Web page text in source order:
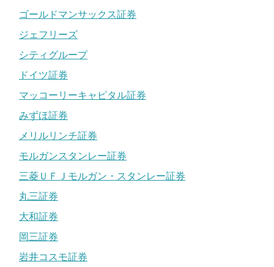
ゴールドマンサックス証券
ジェフリーズ
シティグループ
ドイツ証券
マッコーリーキャピタル証券
みずほ証券
メリルリンチ証券
モルガンスタンレー証券
三菱ＵＦＪモルガン・スタンレー証券
丸三証券
大和証券
岡三証券
岩井コスモ証券